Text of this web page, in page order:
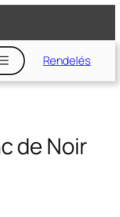
Rendelés
de Noir